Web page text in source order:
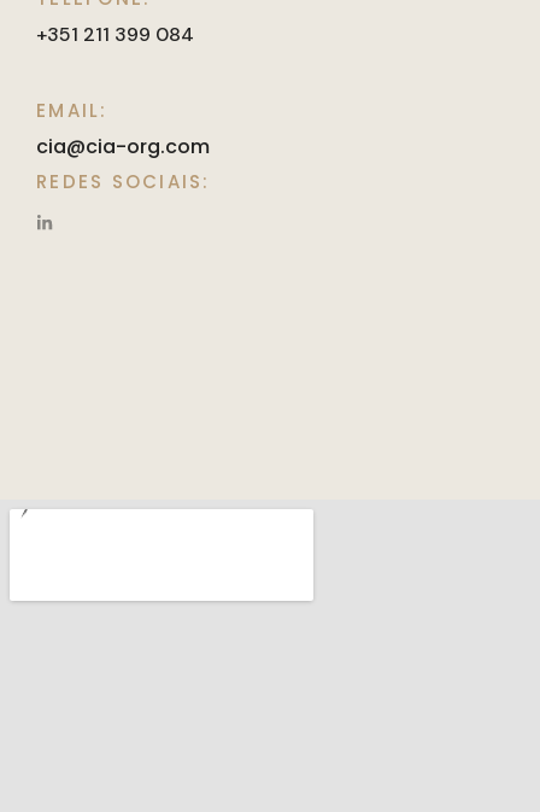
+351 211 399 084
EMAIL:
cia@cia-org.com
REDES SOCIAIS: